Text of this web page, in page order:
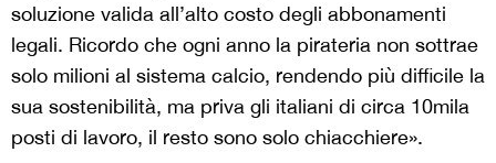
soluzione valida all’alto costo degli abbonamenti
legali. Ricordo che ogni anno la pirateria non sottrae
solo milioni al sistema calcio, rendendo più difficile la
sua sostenibilità, ma priva gli italiani di circa 10mila
posti di lavoro, il resto sono solo chiacchiere».